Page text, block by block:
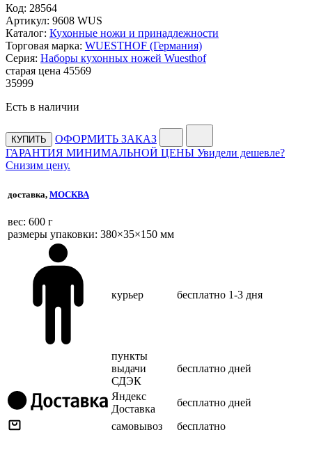
Код: 28564
Артикул: 9608 WUS
Каталог: Кухонные ножи и принадлежности
Торговая марка: WUESTHOF (Германия)
Серия: Наборы кухонных ножей Wuesthof
старая цена 45569
35999
Есть в наличии
КУПИТЬ
ОФОРМИТЬ ЗАКАЗ
ГАРАНТИЯ МИНИМАЛЬНОЙ ЦЕНЫ Увидели дешевле?
Снизим цену.
доставка, МОСКВА
веc: 600 г
размеры упаковки: 380×35×150 мм
курьер бесплатно 1-3 дня
пункты
выдачи
СДЭК
бесплатно дней
Яндекс
Доставка
бесплатно дней
самовывоз
бесплатно